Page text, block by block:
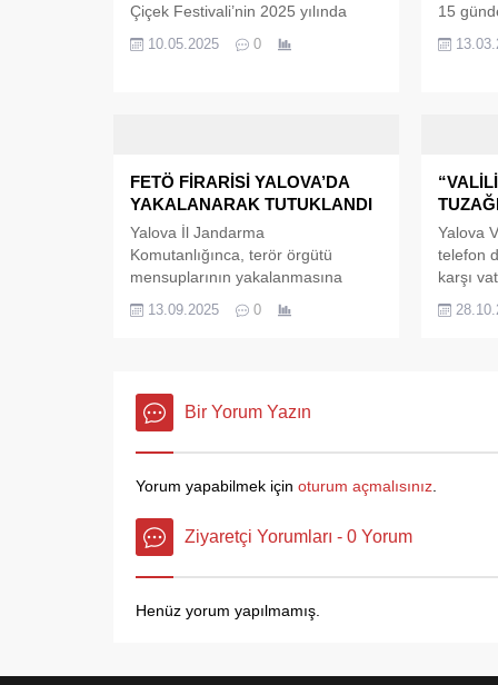
Çiçek Festivali’nin 2025 yılında
gerçekleştirilmesini hedeflediklerini
10.05.2025 0
15
3
FETÖ FİRARİSİ YALOVA’DA
YAKALANARAK TUTUKLANDI
Yalova İl Jandarma
Komutanlığınca, terör örgütü
mensuplarının yakalanmasına
neticesinde; “Anayasal Düzeni
FETÖ Üyesi D.İ.B. adlı şahsın
Çınarcık ilçesinde olduğu bilgisine
ulaşıldı.
13.09.2025 0
Yalova
telefon
karşı
talep
Bir Yorum Yazın
Yorum yapabilmek için oturum açmalısınız
Ziyaretçi Yorumları - 0 Yorum
Henüz yorum yapılmamış.